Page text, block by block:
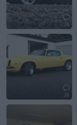
24
20